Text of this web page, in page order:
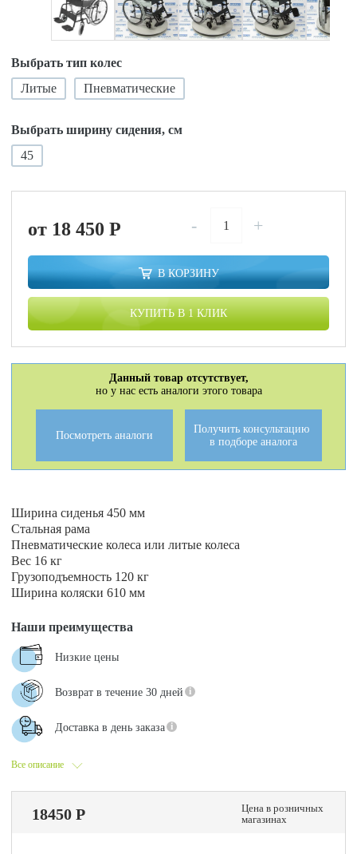
Выбрать тип колес
Литые
Пневматические
Выбрать ширину сидения, см
45
от 18 450P - +
В КОРЗИНУ
КУПИТЬ В 1 КЛИК
Данный товар отсутствует,
но у нас есть аналоги этого товара
Посмотреть аналоги
Получить консультацию
в подборе аналога
Ширина сиденья 450 мм
Стальная рама
Пневматические колеса или литые колеса
Вес 16 кг
Грузоподъемность 120 кг
Ширина коляски 610 мм
Все описание
Наши преимущества
Низкие цены
Возврат в течение 30 дней
Доставка в день заказа
18450 Р
Цена в розничных
магазинах